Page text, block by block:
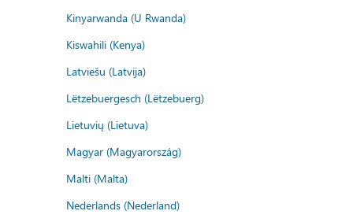
Kinyarwanda (U Rwanda)
Kiswahili (Kenya)
Latviešu (Latvija)
Lëtzebuergesch (Lëtzebuerg)
Lietuvių (Lietuva)
Magyar (Magyarország)
Malti (Malta)
Nederlands (Nederland)